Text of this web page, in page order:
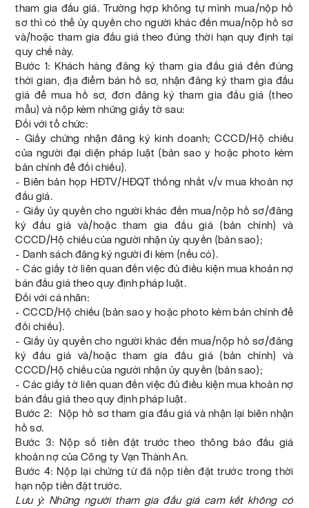
tham gia đấu giá. Trường hợp không tự mình mua/nộp hồ
sơ thì có thể ủy quyền cho người khác đến mua/nộp hồ sơ
và/hoặc tham gia đấu giá theo đúng thời hạn quy định tại
quy chế này.
Bước 1: Khách hàng đăng ký tham gia đấu giá đến đúng
thời gian, địa điểm bán hồ sơ, nhận đăng ký tham gia đấu
giá để mua hồ sơ, đơn đăng ký tham gia đấu giá (theo
mẫu) và nộp kèm những giấy tờ sau:
Đối với tổ chức:
- Giấy chứng nhận đăng ký kinh doanh; CCCD/Hộ chiếu
của người đại diện pháp luật (bản sao y hoặc photo kèm
bản chính để đối chiếu).
- Biên bản họp HĐTV/HĐQT thống nhất v/v mua khoản nợ
đấu giá.
- Giấy ủy quyền cho người khác đến mua/nộp hồ sơ/đăng
ký đấu giá và/hoặc tham gia đấu giá (bản chính) và
CCCD/Hộ chiếu của người nhận ủy quyền (bản sao);
- Danh sách đăng ký người đi kèm (nếu có).
- Các giấy tờ liên quan đến việc đủ điều kiện mua khoản nợ
bán đấu giá theo quy định pháp luật.
Đối với cá nhân:
- CCCD/Hộ chiếu (bản sao y hoặc photo kèm bản chính để
đối chiếu).
- Giấy ủy quyền cho người khác đến mua/nộp hồ sơ/đăng
ký đấu giá và/hoặc tham gia đấu giá (bản chính) và
CCCD/Hộ chiếu của người nhận ủy quyền (bản sao);
- Các giấy tờ liên quan đến việc đủ điều kiện mua khoản nợ
bán đấu giá theo quy định pháp luật.
Bước 2: Nộp hồ sơ tham gia đấu giá và nhận lại biên nhận
hồ sơ.
Bước 3: Nộp số tiền đặt trước theo thông báo đấu giá
khoản nợ của Công ty Vạn Thành An.
Bước 4: Nộp lại chứng từ đã nộp tiền đặt trước trong thời
hạn nộp tiền đặt trước.
Lưu ý: Những người tham gia đấu giá cam kết không có